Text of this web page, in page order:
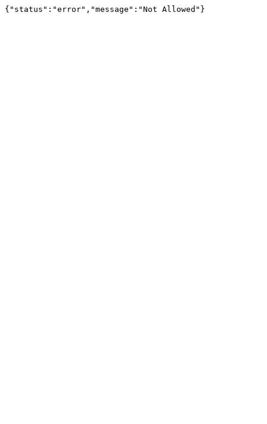
{"status":"error","message":"Not Allowed"}